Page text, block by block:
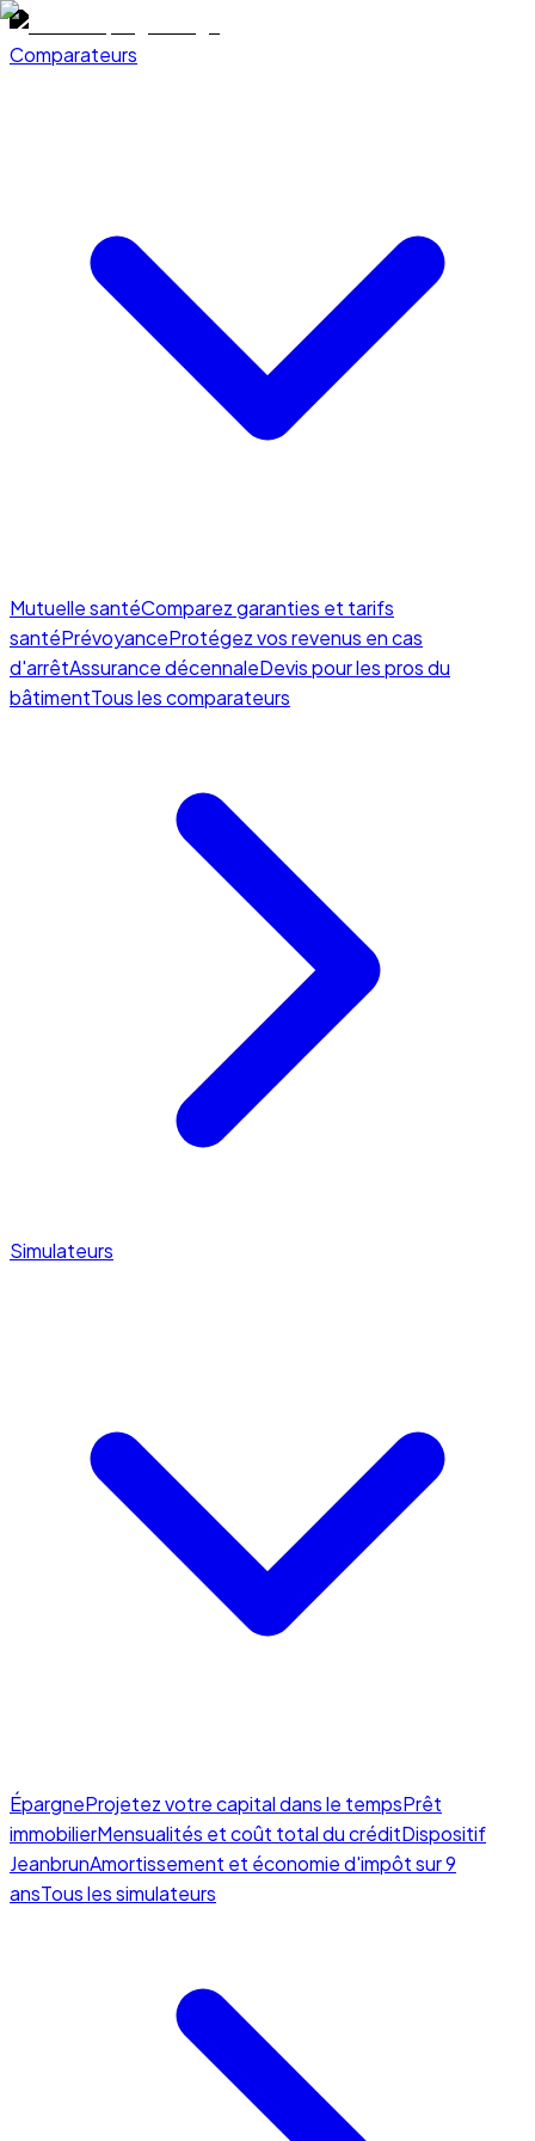
Comparateurs
Mutuelle santéComparez garanties et tarifs
santéPrévoyanceProtégez vos revenus en cas
d'arrêtAssurance décennaleDevis pour les pros du
bâtimentTous les comparateurs
Simulateurs
ÉpargneProjetez votre capital dans le tempsPrêt
immobilierMensualités et coût total du créditDispositif
JeanbrunAmortissement et économie d'impôt sur 9
ansTous les simulateurs